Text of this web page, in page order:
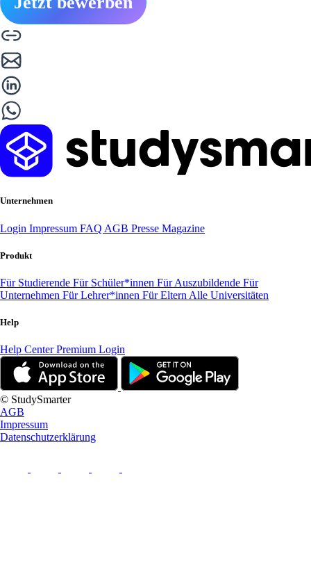
Unternehmen
Login Impressum FAQ AGB Presse Magazine
Produkt
Für Studierende Für Schüler*innen Für Auszubildende Für
Unternehmen Für Lehrer*innen Für Eltern Alle Universitäten
Help
Help CenterPremium Login
© StudySmarter
AGB
Impressum
Datenschutzerklärung